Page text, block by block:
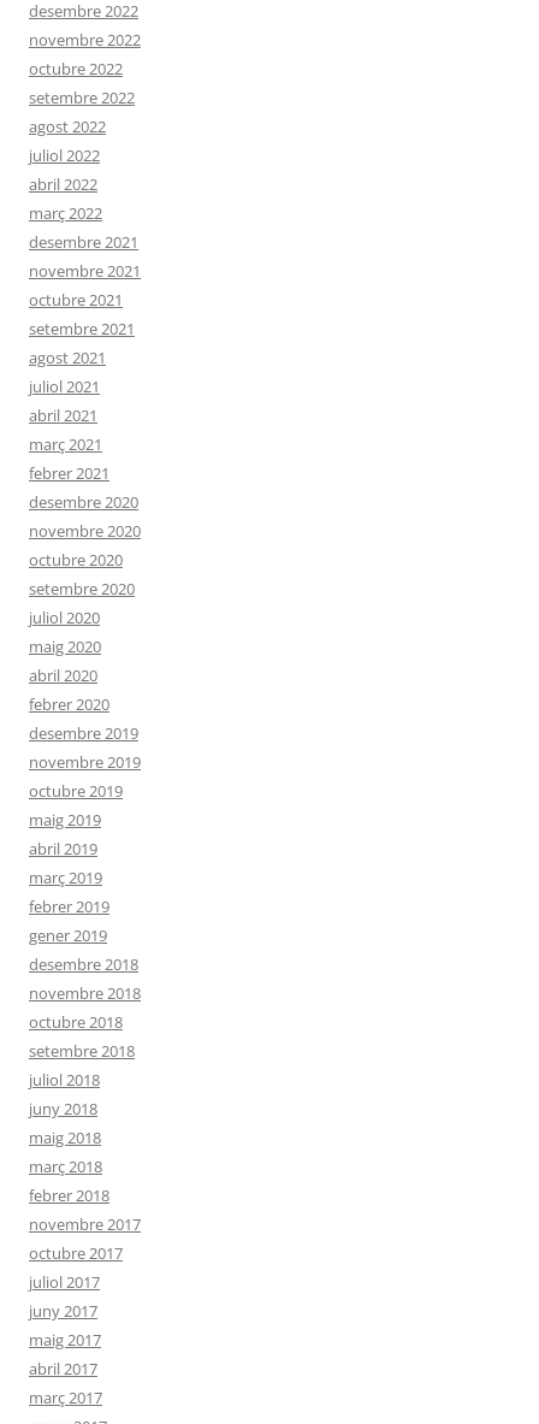
desembre 2022
novembre 2022
octubre 2022
setembre 2022
agost 2022
juliol 2022
abril 2022
març 2022
desembre 2021
novembre 2021
octubre 2021
setembre 2021
agost 2021
juliol 2021
abril 2021
març 2021
febrer 2021
desembre 2020
novembre 2020
octubre 2020
setembre 2020
juliol 2020
maig 2020
abril 2020
febrer 2020
desembre 2019
novembre 2019
octubre 2019
maig 2019
abril 2019
març 2019
febrer 2019
gener 2019
desembre 2018
novembre 2018
octubre 2018
setembre 2018
juliol 2018
juny 2018
maig 2018
març 2018
febrer 2018
novembre 2017
octubre 2017
juliol 2017
juny 2017
maig 2017
abril 2017
març 2017